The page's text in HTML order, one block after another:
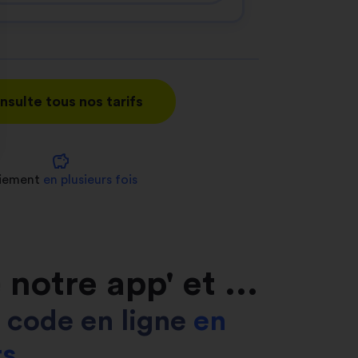
vos Options
vos paramètres de confidentialité, en
tous nos tarifs
savings
en plusieurs fois
notre app' et ...
en ligne en